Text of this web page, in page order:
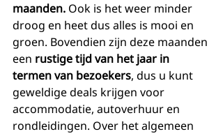
maanden. Ook is het weer minder
droog en heet dus alles is mooi en
groen. Bovendien zijn deze maanden
een rustige tijd van het jaar in
termen van bezoekers, dus u kunt
geweldige deals krijgen voor
accommodatie, autoverhuur en
rondleidingen. Over het algemeen